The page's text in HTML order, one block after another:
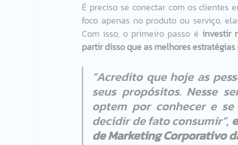
É preciso se conectar com os clientes
foco apenas no produto ou serviço,
Com isso, o primeiro passo é investir
partir disso que as melhores estratégias
“Acredito que hoje as
seus propósitos. Nesse
optem por conhecer e
decidir de fato consumir”,
de Marketing Corporativo